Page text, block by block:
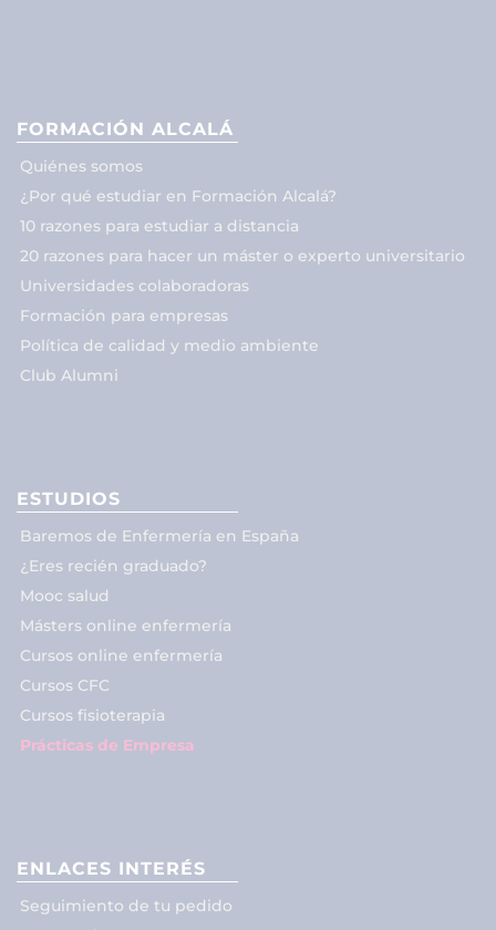
FORMACIÓN ALCALÁ
Quiénes somos
¿Por qué estudiar en Formación Alcalá?
10 razones para estudiar a distancia
20 razones para hacer un máster o experto universitario
Universidades colaboradoras
Formación para empresas
Política de calidad y medio ambiente
Club Alumni
ESTUDIOS
Baremos de Enfermería en España
¿Eres recién graduado?
Mooc salud
Másters online enfermería
Cursos online enfermería
Cursos CFC
Cursos fisioterapia
Prácticas de Empresa
ENLACES INTERÉS
Seguimiento de tu pedido